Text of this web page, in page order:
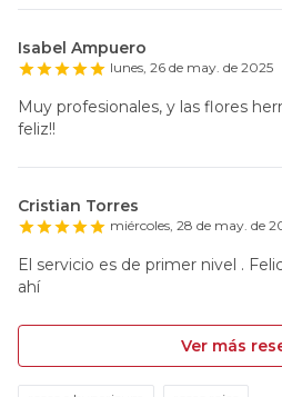
Isabel Ampuero
lunes, 26 de may. de 2025
Muy profesionales, y las flores
feliz!!
Cristian Torres
miércoles, 28 de may. de
El servicio es de primer nivel .
ahí
Ver más